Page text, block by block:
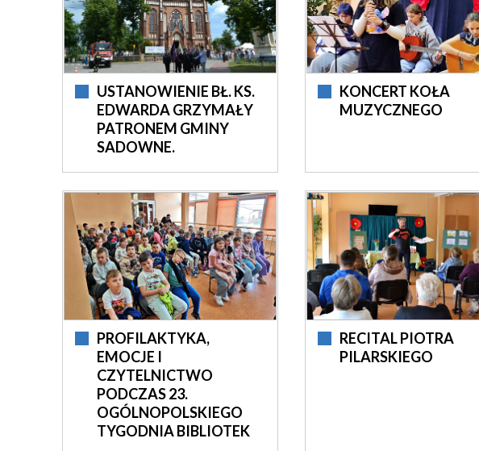
USTANOWIENIE BŁ. KS.
EDWARDA GRZYMAŁY
PATRONEM GMINY
SADOWNE.
KONCERT KOŁA
MUZYCZNEGO
PROFILAKTYKA,
EMOCJE I
CZYTELNICTWO
PODCZAS 23.
OGÓLNOPOLSKIEGO
TYGODNIA BIBLIOTEK
RECITAL PIOTRA
PILARSKIEGO